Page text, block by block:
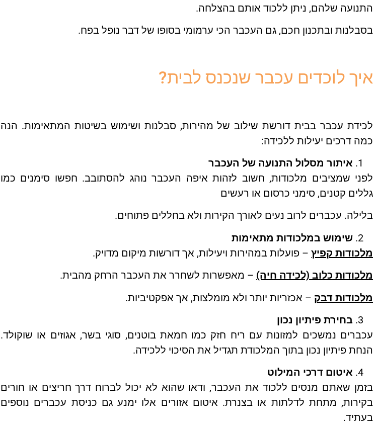
התנועה שלהם, ניתן ללכוד אותם בהצלחה.
בסבלנות ובתכנון חכם, גם העכבר הכי ערמומי בסופו של דבר נופל בפח.
איך לוכדים עכבר שנכנס לבית?
לכידת עכבר בבית דורשת שילוב של מהירות, סבלנות ושימוש בשיטות המתאימות. הנה
כמה דרכים יעילות ללכידה:
איתור מסלול התנועה של העכבר
לפני שמציבים מלכודות, חשוב לזהות איפה העכבר נוהג להסתובב. חפשו סימנים כמו
גללים קטנים, סימני כרסום או רעשים
בלילה. עכברים לרוב נעים לאורך הקירות ולא בחללים פתוחים.
שימוש במלכודות מתאימות
מלכודות קפיץ – פועלות במהירות ויעילות, אך דורשות מיקום מדויק.
מלכודות כלוב (לכידה חיה) – מאפשרות לשחרר את העכבר הרחק מהבית.
מלכודות דבק – אכזריות יותר ולא מומלצות, אך אפקטיביות.
בחירת פיתיון נכון
עכברים נמשכים למזונות עם ריח חזק כמו חמאת בוטנים, סוגי בשר, אגוזים או שוקולד.
הנחת פיתיון נכון בתוך המלכודת תגדיל את הסיכוי ללכידה.
איטום דרכי המילוט
בזמן שאתם מנסים ללכוד את העכבר, ודאו שהוא לא יכול לברוח דרך חריצים או חורים
בקירות, מתחת לדלתות או בצנרת. איטום אזורים אלו ימנע גם כניסת עכברים נוספים
בעתיד.